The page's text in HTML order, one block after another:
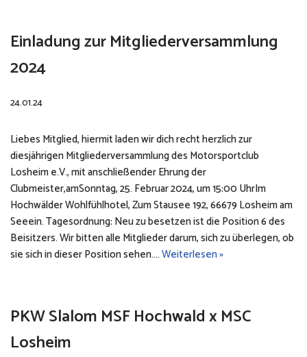
Einladung zur Mitgliederversammlung
2024
24.01.24
Liebes Mitglied, hiermit laden wir dich recht herzlich zur
diesjährigen Mitgliederversammlung des Motorsportclub
Losheim e.V., mit anschließender Ehrung der
Clubmeister,amSonntag, 25. Februar 2024, um 15:00 UhrIm
Hochwälder Wohlfühlhotel, Zum Stausee 192, 66679 Losheim am
Seeein. Tagesordnung: Neu zu besetzen ist die Position 6 des
Beisitzers. Wir bitten alle Mitglieder darum, sich zu überlegen, ob
sie sich in dieser Position sehen.…Weiterlesen »
PKW Slalom MSF Hochwald x MSC
Losheim